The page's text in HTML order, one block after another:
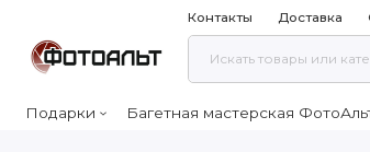
Контакты Доставка
Подарки Багетная мастерская